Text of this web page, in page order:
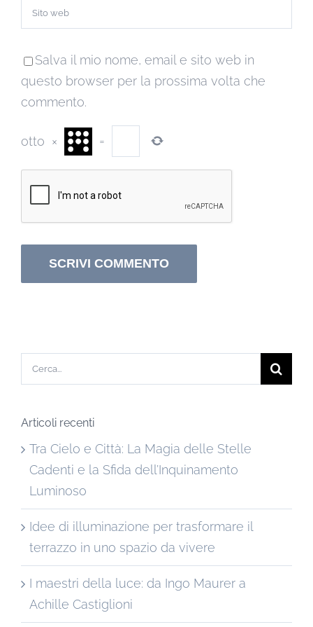
Salva il mio nome, email e sito web in
questo browser per la prossima volta che
commento.
otto × =
Cerca
per:
Articoli recenti
Tra Cielo e Città: La Magia delle Stelle
Cadenti e la Sfida dell’Inquinamento
Luminoso
Idee di illuminazione per trasformare il
terrazzo in uno spazio da vivere
I maestri della luce: da Ingo Maurer a
Achille Castiglioni